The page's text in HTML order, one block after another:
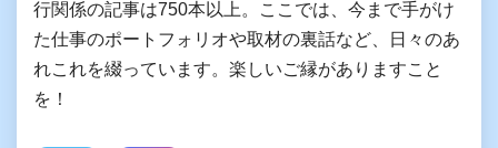
行関係の記事は750本以上。ここでは、今まで手がけ
た仕事のポートフォリオや取材の裏話など、日々のあ
れこれを綴っています。楽しいご縁がありますこと
を！